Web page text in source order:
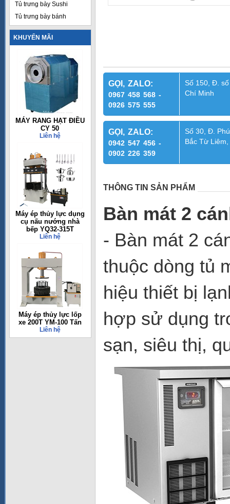
Tủ trưng bày Sushi
Tủ trưng bày bánh
KHUYẾN MÃI
MÁY RANG HẠT ĐIỀU
CY 50
Liên hệ
Máy ép thủy lực dụng
cụ nấu nướng nhà
bếp YQ32-315T
Liên hệ
Máy ép thủy lực lốp
xe 200T YM-100 Tấn
Liên hệ
GỌI, ZALO:
0967 458 568 -
0926 575 555
Số 150, Đ.
Chí Minh
GỌI, ZALO:
0942 547 456 -
0902 226 359
Số 30, Đ.
Bắc Từ
THÔNG TIN SẢN PHẨM
Bàn mát 2
- Bàn mát 2
thuộc dòng tủ
hiệu thiết bị
hợp sử dụng
sạn, siêu thị,